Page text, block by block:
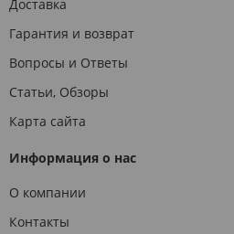
Доставка
Гарантия и возврат
Вопросы и Ответы
Статьи, Обзоры
Карта сайта
Информация о нас
О компании
Контакты